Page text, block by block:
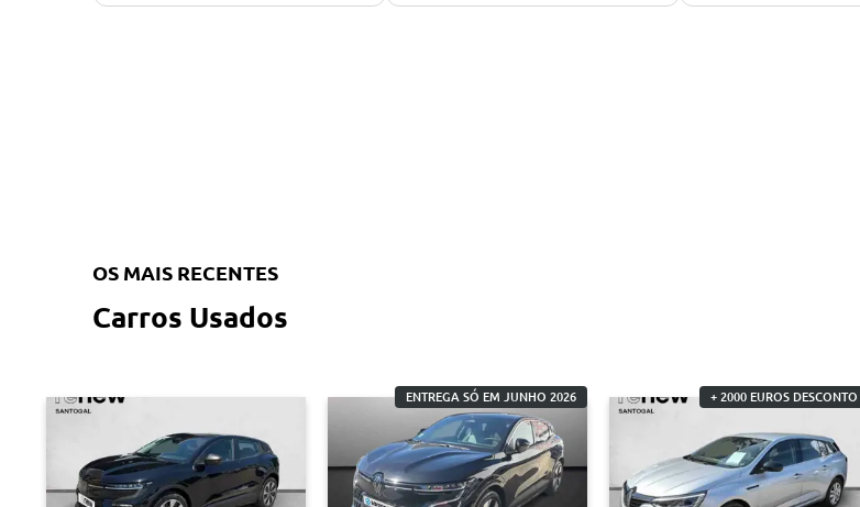
OS MAIS RECENTES
Carros Usados
ENTREGA SÓ EM JUNHO 2026 + 2000 EUROS DESCONTO